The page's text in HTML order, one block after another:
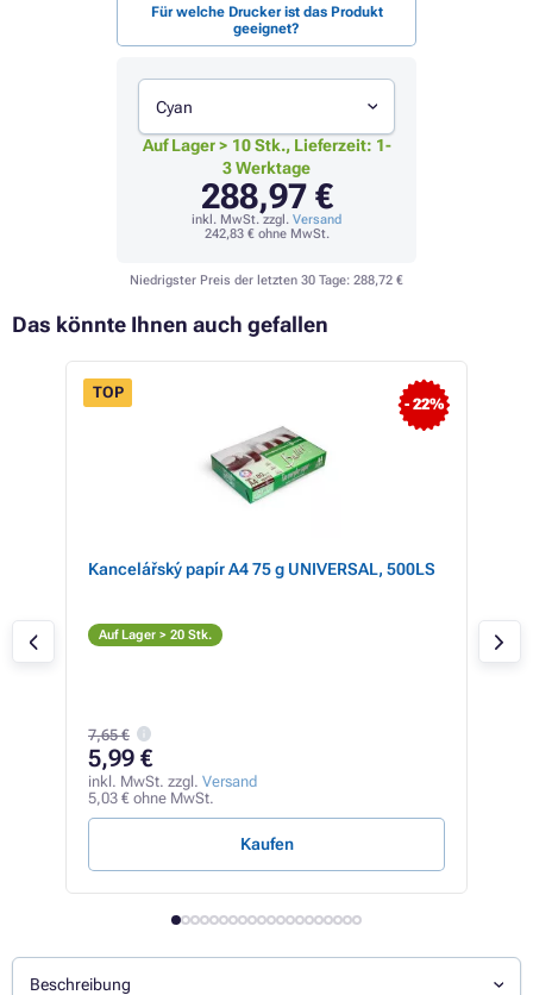
Für welche Drucker ist das Produkt
geeignet?
Cyan
Auf Lager > 10 Stk., Lieferzeit: 1-
3 Werktage
288,97 €
inkl. MwSt. zzgl. Versand
242,83 €ohne MwSt.
Niedrigster Preis der letzten 30 Tage: 288,72 €
Das könnte Ihnen auch gefallen
- 22%
TOP
Kancelářský papír A4 75 g UNIVERSAL, 500LS
Auf Lager > 20 Stk.
7,65 €
5,99 €
inkl. MwSt. zzgl. Versand
5,03 € ohne MwSt.
Kaufen
Beschreibung